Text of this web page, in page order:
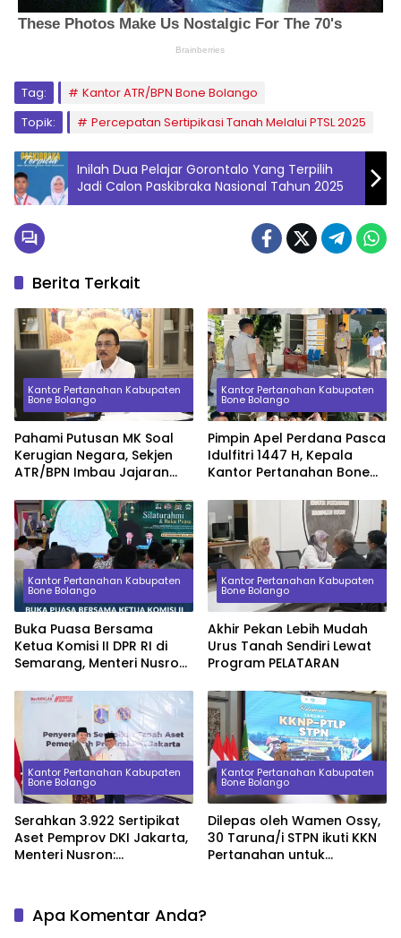
Tag:
Kantor ATR/BPN Bone Bolango
Topik:
Percepatan Sertipikasi Tanah Melalui PTSL 2025
Inilah Dua Pelajar Gorontalo Yang Terpilih
Jadi Calon Paskibraka Nasional Tahun 2025
Berita Terkait
Kantor Pertanahan Kabupaten
Bone Bolango
Pahami Putusan MK Soal
Kerugian Negara, Sekjen
ATR/BPN Imbau Jajaran
Kantor Pertanahan Kabupaten
Bone Bolango
Pimpin Apel Perdana Pasca
Idulfitri 1447 H, Kepala
Kantor Pertanahan Bone
dan Fokus Kinerja
Kantor Pertanahan Kabupaten
Bone Bolango
Buka Puasa Bersama
Ketua Komisi II DPR RI di
Semarang, Menteri Nusron
bagi Seorang Pimpinan
Kantor Pertanahan Kabupaten
Bone Bolango
Akhir Pekan Lebih Mudah
Urus Tanah Sendiri Lewat
Program PELATARAN
Kantor Pertanahan Kabupaten
Bone Bolango
Serahkan 3.922 Sertipikat
Aset Pemprov DKI Jakarta,
Menteri Nusron:
Kantor Pertanahan Kabupaten
Bone Bolango
Dilepas oleh Wamen Ossy,
30 Taruna/i STPN ikuti KKN
Pertanahan untuk
Apa Komentar Anda?